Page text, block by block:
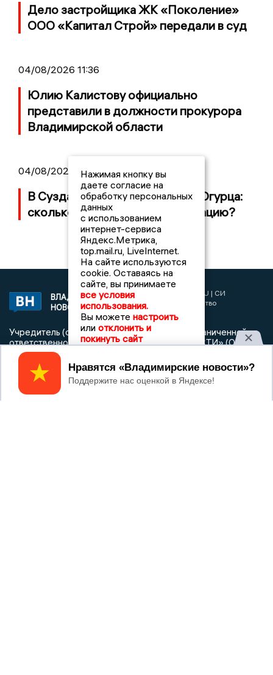
Дело застройщика ЖК «Поколение»
ООО «Капитал Строй» передали в суд
04/08/2026 11:36
Юлию Калистову официально
представили в должности прокурора
Владимирской области
04/08/2026 09:01
В Суздале прошёл Фестиваль Огурца:
сколько потратили на организацию?
ВЛАДИМИРСКИЕ
НОВОСТИ
2017 © NEWSVLADIMIR.RU | СИ
«Информационное агентство
Владимирские новости»
Учредитель (соучредители): Общество с ограниченной
ответственностью «РЕГИОНАЛЬНЫЕ НОВОСТИ» (ОГРН
1107154017354)
Главный редактор: Мазов С. А.
Телефон редакции:
Нажимая кнопку вы
даете согласие на
обработку персональных
данных
с использованием
интернет-сервиса
Яндекс.Метрика,
top.mail.ru, LiveInternet.
На сайте используются
cookie. Оставаясь на
сайте, вы принимаете
все условия
использования.
Вы можете настроить
или отклонить и
покинуть сайт
Принять